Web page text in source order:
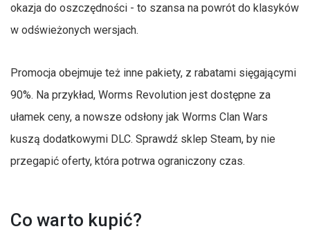
okazja do oszczędności - to szansa na powrót do klasyków
w odświeżonych wersjach.
Promocja obejmuje też inne pakiety, z rabatami sięgającymi
90%. Na przykład, Worms Revolution jest dostępne za
ułamek ceny, a nowsze odsłony jak Worms Clan Wars
kuszą dodatkowymi DLC. Sprawdź sklep Steam, by nie
przegapić oferty, która potrwa ograniczony czas.
Co warto kupić?